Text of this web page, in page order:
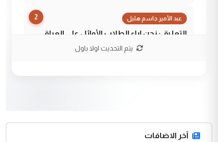
2 عبد الأمير جاسم هليل
التعليق : نحن اباء الطلاب الأوائل على العراق
نتشرف بلقاء السيد احمد الصافي في العتبات
التعليق : قرار مستعجل جدا ولامصلحة فيه
للوزاره ولا للمواطن القرار الصائب يكون بعد
يتم التحديث اولا باول
آخر الاضافات